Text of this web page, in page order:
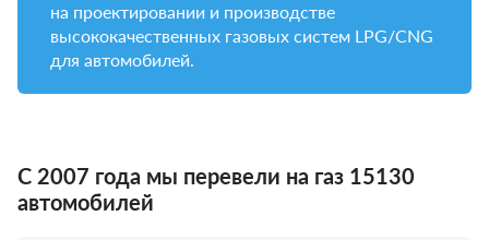
на проектировании и производстве
высококачественных газовых систем LPG/CNG
для автомобилей.
С 2007 года мы перевели на газ 15130
автомобилей